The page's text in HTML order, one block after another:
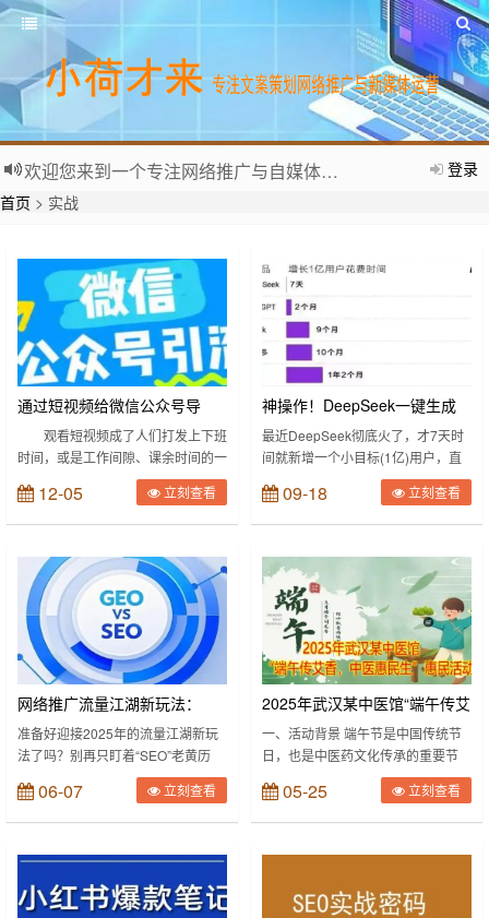
登录
欢迎您来到一个专注网络推广与自媒体运营的个人网站。
首页 > 实战
通过短视频给微信公众号导
流，无非就3招
观看短视频成了人们打发上下班
时间，或是工作间隙、课余时间的一
种流行方式，一些有趣、优秀的短视
频作品也常常被转发到朋友圈、微
博。很多短视频创作者开始建立自己
号导流。为什么要这样做呢？
通常我们会把短视频投放到各个平台
上进行发布，可是一个播放量多少的
信息，并不会给我们详细的数据帮助
我们去了解粉丝资源。而微信公众号
的后台有着强大的数据库，通过短视
频给微信公众号导……
12-05 立刻查看
神操作！DeepSeek一键生成
PPT，只需5步
最近DeepSeek彻底火了，才7天时
间就新增一个小目标(1亿)用户，直
接成了全球关注的焦点 ——这速度
远超ChatGPT、TikTok、微信这些
老牌产品，不少人都在试着用它的功
便又省时间。下面先说一下
DeepSeek一键生成PPT的原理，授
人以鱼不如授人以渔嘛，然后就手把
手分五步教大家怎么用DeepSeek做
出好看的PPT。 DeepSeek一键
生成PPT的……
09-18 立刻查看
网络推广流量江湖新玩法：
SEO与GEO有什么不同，2025
年该怎么做seo和geo？
准备好迎接2025年的流量江湖新玩
法了吗？别再只盯着“SEO”老黄历
了，“GEO”这位新顶流已经强势登
场！这可不是简单的字母游戏，而是
关乎你的品牌能不能在AI时代被“看
役！🍉 咱们用最潮最干的解读，掰
开揉碎说清楚它俩有啥不同，以及
2025年怎么玩转这两条赛道！ ……
06-07 立刻查看
2025年武汉某中医馆“端午传艾
香，中医惠民生”活动策划方案
一、活动背景 端午节是中国传统节
日，也是中医药文化传承的重要节
点。武汉作为中医药资源丰富的城
市，拥有某中医馆等知名中医机构。
结合两馆特色，策划以“弘扬中医文
的认同感，同时推动中医诊疗与非遗
05-25 立刻查看